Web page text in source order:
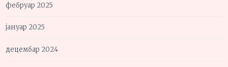
фебруар 2025
јануар 2025
децембар 2024